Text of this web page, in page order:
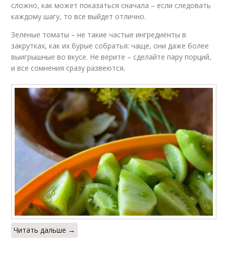
сложно, как может показаться сначала – если следовать
каждому шагу, то все выйдет отлично.
Зеленые томаты – не такие частые ингредиенты в
закрутках, как их бурые собратья: чаще, они даже более
выигрышные во вкусе. Не верите – сделайте пару порций,
и все сомнения сразу развеются.
Читать дальше →